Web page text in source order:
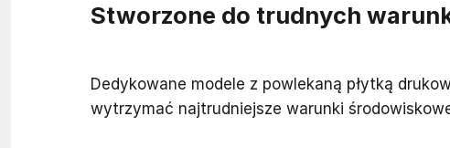
Stworzone do trudnych
Dedykowane modele z powlekaną płytką
wytrzymać najtrudniejsze warunki